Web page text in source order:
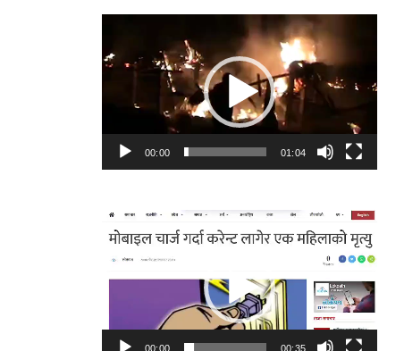
Player
00:00 01:04
Video
Player
00:00 00:35